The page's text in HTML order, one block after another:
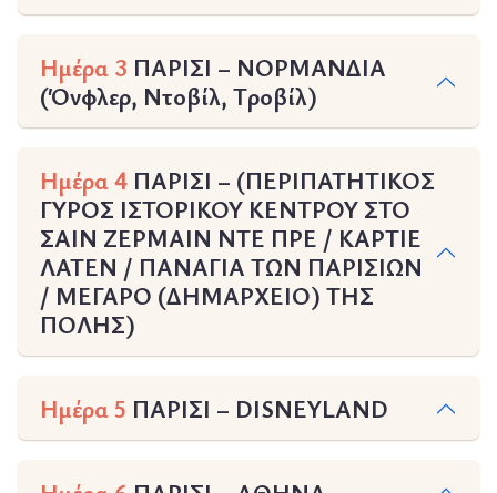
Ημέρα 3 ΠΑΡΙΣΙ – ΝΟΡΜΑΝΔΙΑ
(Όνφλερ, Ντοβίλ, Tροβίλ)
Ημέρα 4 ΠΑΡΙΣΙ – (ΠΕΡΙΠΑΤΗΤΙΚΟΣ
ΓΥΡΟΣ ΙΣΤΟΡΙΚΟΥ ΚΕΝΤΡΟΥ ΣΤΟ
ΣΑΙΝ ΖΕΡΜΑΙΝ ΝΤΕ ΠΡΕ / ΚΑΡΤΙΕ
ΛΑΤΕΝ / ΠΑΝΑΓΙΑ ΤΩΝ ΠΑΡΙΣΙΩΝ
/ ΜΕΓΑΡΟ (ΔΗΜΑΡΧΕΙΟ) ΤΗΣ
ΠΟΛΗΣ)
Ημέρα 5 ΠΑΡΙΣΙ – DISNEYLAND